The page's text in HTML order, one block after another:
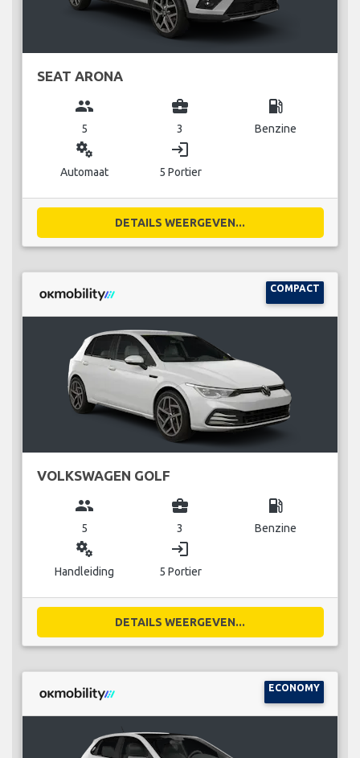
SEAT ARONA
group
5
business_center
3
local_gas_station
Benzine
miscellaneous_services
Automaat
login
5 Portier
DETAILS WEERGEVEN...
COMPACT
VOLKSWAGEN GOLF
group
5
business_center
3
local_gas_station
Benzine
miscellaneous_services
Handleiding
login
5 Portier
DETAILS WEERGEVEN...
ECONOMY